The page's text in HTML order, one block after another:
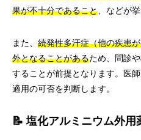
果が不十分であること 、などが
また、 続発性多汗症（他の疾患
外となることがあるため、問診
することが前提となります。医
適用の可否を判断します。
📝 塩化アルミニウム外用